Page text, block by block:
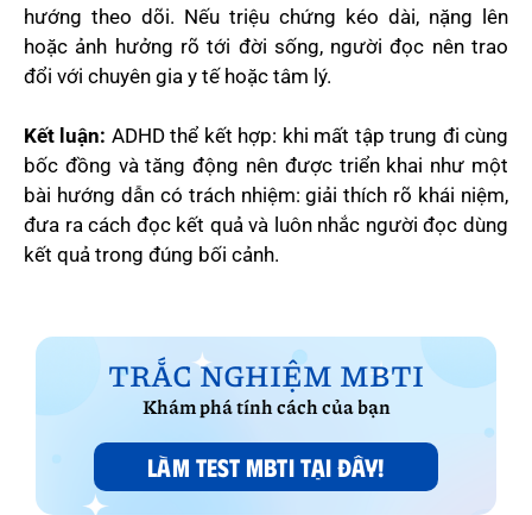
hướng theo dõi. Nếu triệu chứng kéo dài, nặng lên
hoặc ảnh hưởng rõ tới đời sống, người đọc nên trao
đổi với chuyên gia y tế hoặc tâm lý.
Kết luận: ADHD thể kết hợp: khi mất tập trung đi cùng
bốc đồng và tăng động nên được triển khai như một
bài hướng dẫn có trách nhiệm: giải thích rõ khái niệm,
đưa ra cách đọc kết quả và luôn nhắc người đọc dùng
kết quả trong đúng bối cảnh.
TRẮC NGHIỆM MBTI
Khám phá tính cách của bạn
LÀM TEST MBTI TẠI ĐÂY!